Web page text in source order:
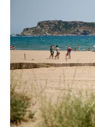
Stranden